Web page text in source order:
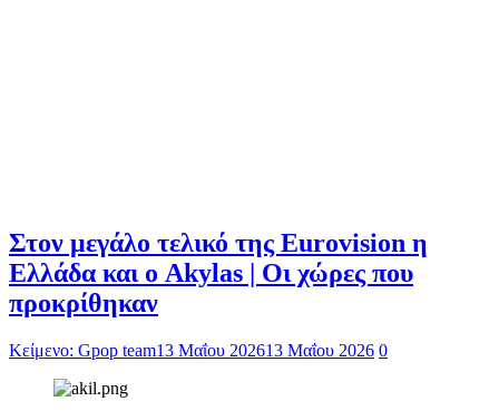
Στον μεγάλο τελικό της Eurovision η
Ελλάδα και ο Akylas | Οι χώρες που
προκρίθηκαν
Κείμενο: Gpop team13 Μαΐου 202613 Μαΐου 2026 0